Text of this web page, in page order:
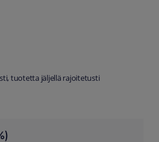
tuotetta jäljellä rajoitetusti